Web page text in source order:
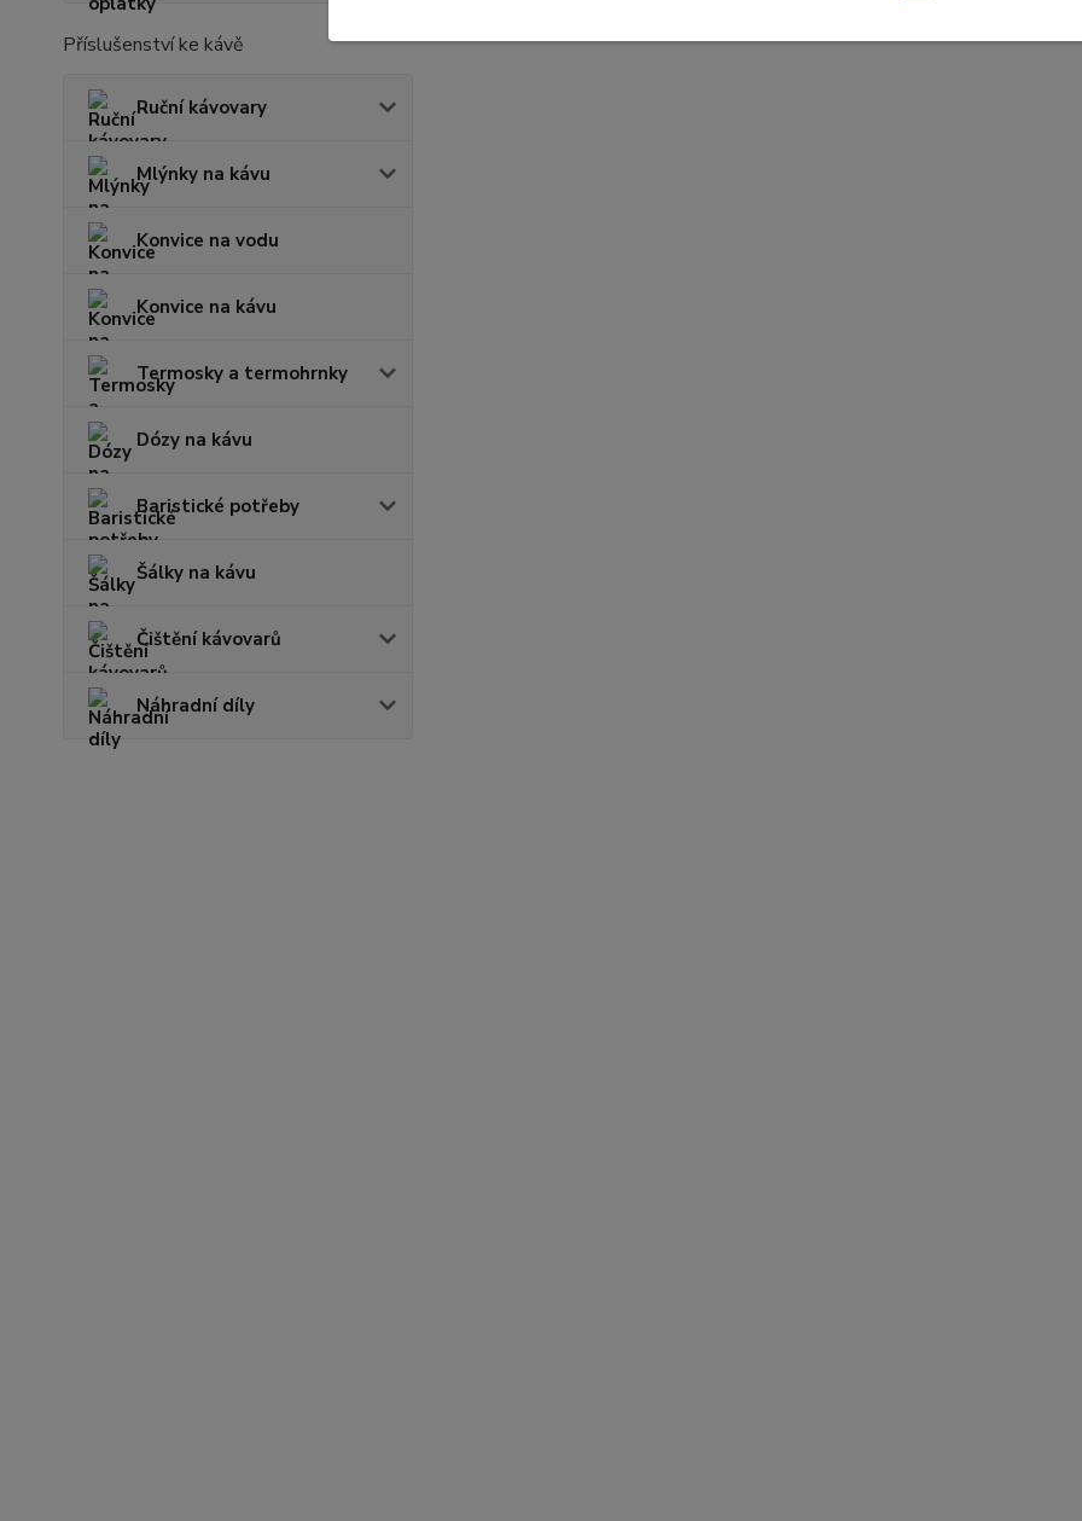
Příslušenství ke kávě
Ruční kávovary
Mlýnky na kávu
Konvice na vodu
Konvice na kávu
Termosky a termohrnky
Dózy na kávu
Baristické potřeby
Šálky na kávu
Čištění kávovarů
Náhradní díly